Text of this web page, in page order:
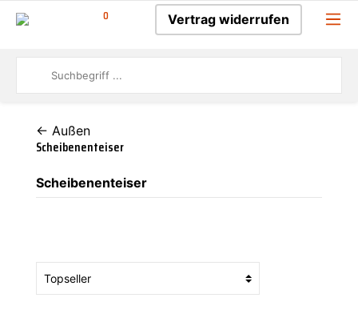
0 Vertrag widerrufen
← Außen
Scheibenenteiser
Scheibenenteiser